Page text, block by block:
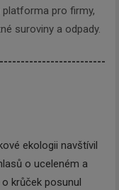
platforma pro firmy,
suroviny a odpady.
ekologii navštívil
o uceleném a
krůček posunul